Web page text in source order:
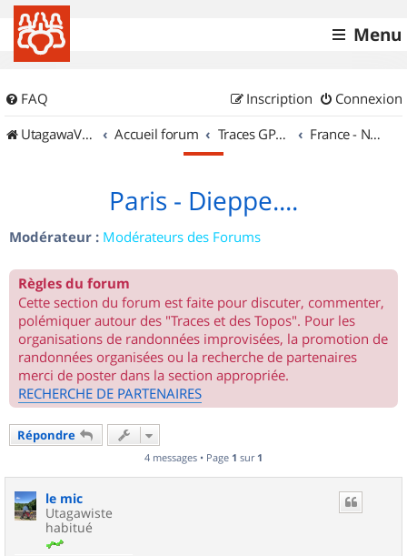
Menu
FAQ Connexion
Inscription
UtagawaVTT (Randos VTT et VTTAE avec traces GPS)
Accueil forum Traces GPS de randos VTT France - Nord Est
Paris - Dieppe....
Modérateur : Modérateurs des Forums
Règles du forum
Cette section du forum est faite pour discuter, commenter,
polémiquer autour des "Traces et des Topos". Pour les
organisations de randonnées improvisées, la promotion de
randonnées organisées ou la recherche de partenaires
merci de poster dans la section appropriée.
RECHERCHE DE PARTENAIRES
Répondre
4 messages • Page 1 sur 1
le mic
Utagawiste
habitué